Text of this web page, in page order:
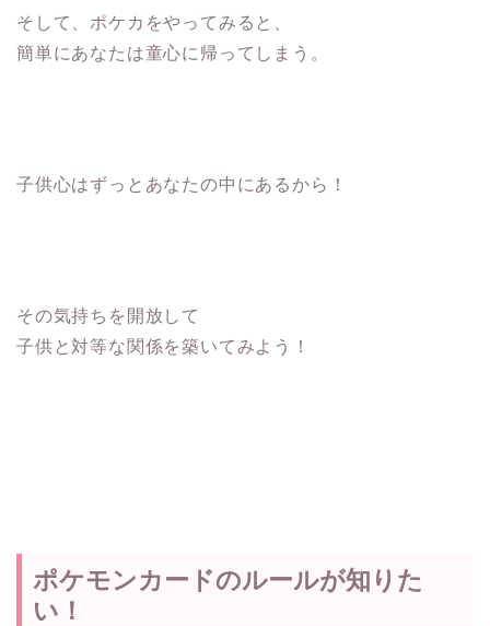
そして、ポケカをやってみると、
簡単にあなたは童心に帰ってしまう。
子供心はずっとあなたの中にあるから！
その気持ちを開放して
子供と対等な関係を築いてみよう！
ポケモンカードのルールが知りた
い！